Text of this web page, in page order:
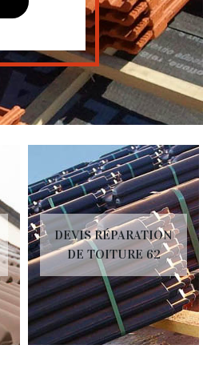
DEVIS RÉPARATION
DE TOITURE 62